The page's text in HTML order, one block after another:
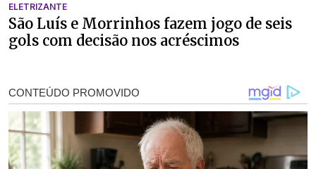
ELETRIZANTE
São Luís e Morrinhos fazem jogo de seis
gols com decisão nos acréscimos